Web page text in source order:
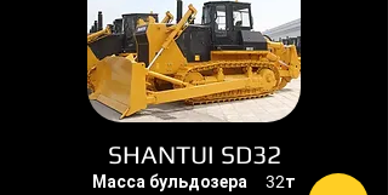
SHANTUI SD32
Масса бульдозера 32т